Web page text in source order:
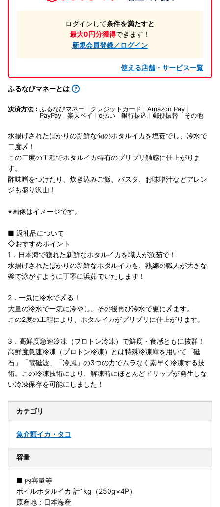
ログインして条件を満たすと
最大0円分獲得できます！
新規会員登録／ログイン
使える店舗・サービス一覧
ふるなびマネーとは
決済方法： ふるなびマネー クレジットカード
Amazon Pay
PayPay
楽天ペイ d払い 銀行振込 郵便振替 その他
水揚げされたばかりの新鮮な旬のホタルイカを塩茹でし、冷水で
二度〆！
この二度の工程でホタルイカ特有のプリプリ触感に仕上がりま
す。
酢味噌をつけたり、炊き込みご飯、パスタ、お味噌汁などアレン
ジも盛り沢山！
※画像はイメージです。
■ 返礼品について
◇おすすめポイント
1．日本海で獲れた新鮮なホタルイカを職人が浜茹で！
水揚げされたばかりの新鮮なホタルイカを、熟練の職人が大きな
釜で泳がすように丁寧に浜茹でいたします！
2．一気に冷水で〆る！
大量の冷水で一気に冷やし、その後再び冷水で更に〆ます。
この2度の工程により、ホタルイカがプリプリに仕上がります。
3．高鮮度急速冷凍（プロトン冷凍）で鮮度・食感ともに抜群！
高鮮度急速冷凍（プロトン冷凍）とは特殊冷凍庫を用いて「磁
石」「電磁波」「冷風」の3つの力でムラなく素早く冷凍する技
術。この冷凍技術により、解凍時にほとんどドリップが発生しな
い冷凍保存を可能にしました！
カテゴリ
魚介類イカ・タコ
容量
■ 内容量等
ボイルホタルイカ 計1kg（250g×4P）
原産地：日本海産